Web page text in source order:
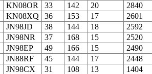
KN08OR 33 142 20
2840
KN08XQ 36 153 17
2601
JN98JD 38 144 18
2592
JN98NR 37 168 15
2520
JN98EP 49 166 15
2490
JN88RF 45 144 17
2448
JN98CX 31 108 13 1404